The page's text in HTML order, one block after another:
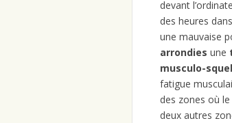
devant
des heures
une mauvaise
arrondies une
musculo-
fatigue
des zones où
deux autres